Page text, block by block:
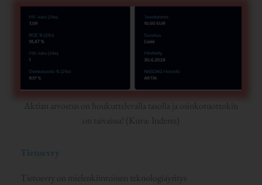
Aktian arvostus on houkuttelevalla tasolla ja osinkotuottokin
on taivaissa! (Kuva: Inderes)
Tietoevry
Tietoevry on mielenkiintoinen teknologiayritys